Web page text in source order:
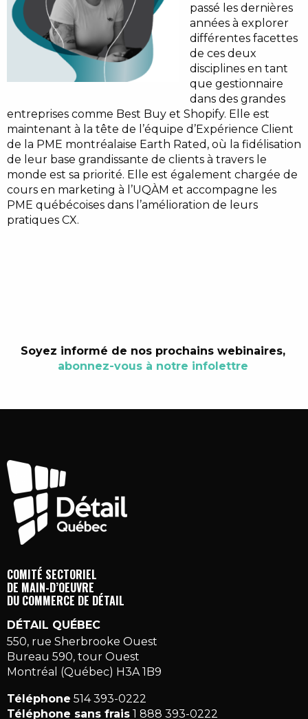
passé les dernières
années à explorer
différentes facettes
de ces deux
disciplines en tant
que gestionnaire
dans des grandes
entreprises comme Best Buy et Shopify. Elle est
maintenant à la tête de l’équipe d’Expérience Client
de la PME montréalaise Earth Rated, où la fidélisation
de leur base grandissante de clients à travers le
monde est sa priorité. Elle est également chargée de
cours en marketing à l’UQÀM et accompagne les
PME québécoises dans l’amélioration de leurs
pratiques CX.
Soyez informé de nos prochains webinaires,
abonnez-vous à notre infolettre
COMITÉ SECTORIEL
DE MAIN-D’OEUVRE
DU COMMERCE DE DÉTAIL
DÉTAIL QUÉBEC
550, rue Sherbrooke Ouest
Bureau 590, tour Ouest
Montréal (Québec) H3A 1B9
Téléphone 514 393-0222
Téléphone sans frais 1 888 393-0222